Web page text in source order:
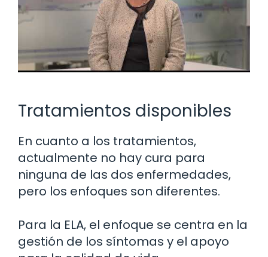
Tratamientos disponibles
En cuanto a los tratamientos,
actualmente no hay cura para
ninguna de las dos enfermedades,
pero los enfoques son diferentes.
Para la ELA, el enfoque se centra en la
gestión de los síntomas y el apoyo